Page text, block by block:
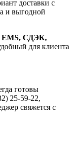
доставки с
и выгодной
EMS, СДЭК,
для клиента
готовы
25-59-22,
свяжется с